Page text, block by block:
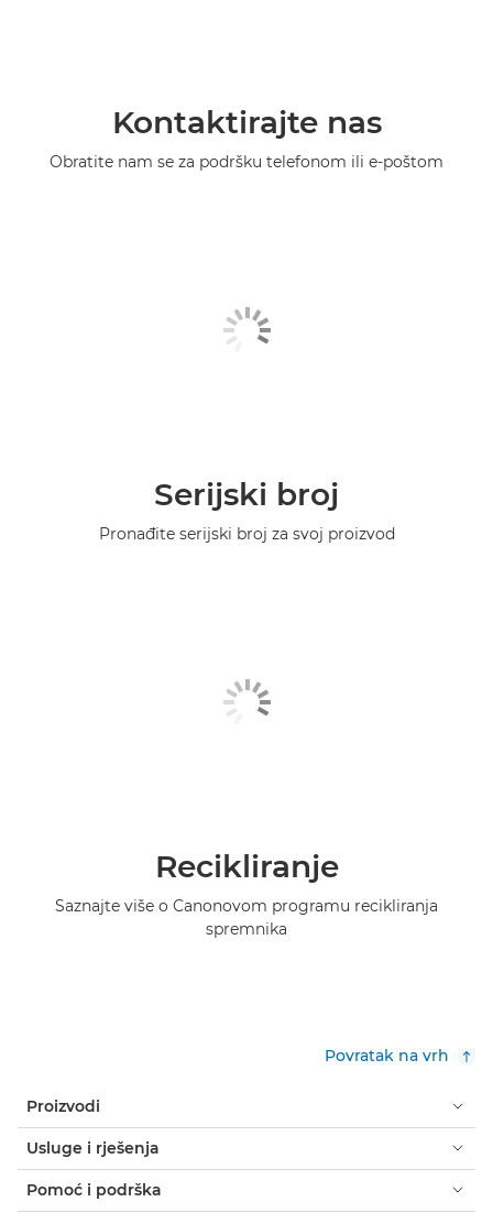
Kontaktirajte nas
Obratite nam se za podršku telefonom ili e-poštom
Serijski broj
Pronađite serijski broj za svoj proizvod
Recikliranje
Saznajte više o Canonovom programu recikliranja
spremnika
Povratak na vrh
Proizvodi
Usluge i rješenja
Pomoć i podrška